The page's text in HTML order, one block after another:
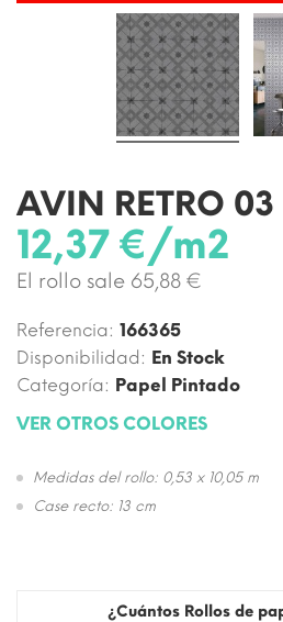
AVIN RETRO 03
12,37 €/m2
El rollo sale 65,88 €
Referencia: 166365
Disponibilidad: En Stock
Categoría: Papel Pintado
VER OTROS COLORES
Medidas del rollo: 0,53 x 10,05 m
Case recto: 13 cm
¿Cuántos Rollos de